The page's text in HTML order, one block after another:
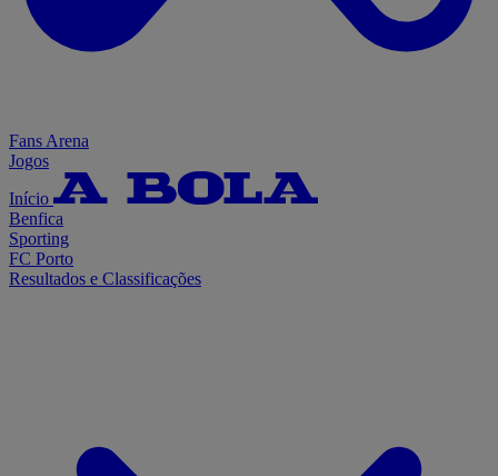
Fans Arena
Jogos
Início
Benfica
Sporting
FC Porto
Resultados e Classificações